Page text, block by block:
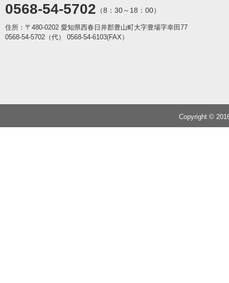
0568-54-5702 （8：30～18：00）
住所：〒480-0202 愛知県西春日井郡豊山町大字豊場字幸田77
0568-54-5702（代）
0568-54-6103(FAX）
Copyright ©